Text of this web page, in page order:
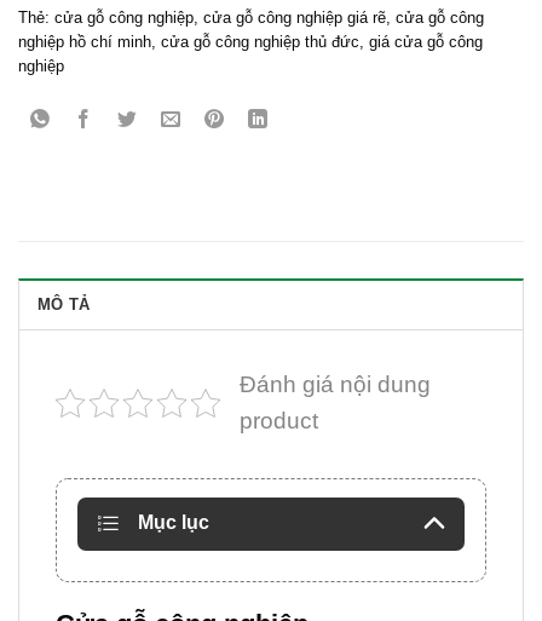
Thẻ: cửa gỗ công nghiệp cửa gỗ công nghiệp giá rẽ cửa gỗ công
nghiệp hồ chí minh cửa gỗ công nghiệp thủ đức giá cửa gỗ công
nghiệp
MÔ TẢ
Đánh giá nội dung
product
Mục lục